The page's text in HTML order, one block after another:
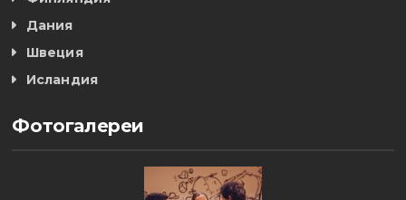
Дания
Швеция
Исландия
Фотогалереи